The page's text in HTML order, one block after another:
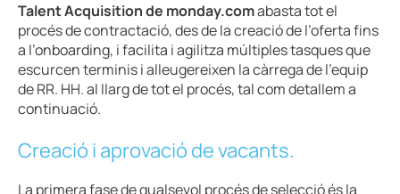
Talent Acquisition de monday.comabasta tot el
procés de contractació, des de la creació de l’oferta fins
a l’onboarding, i facilita i agilitza múltiples tasques que
escurcen terminis i alleugereixen la càrrega de l’equip
de RR. HH. al llarg de tot el procés, tal com detallem a
continuació.
Creació i aprovació de vacants.
La primera fase de qualsevol procés de selecció és la